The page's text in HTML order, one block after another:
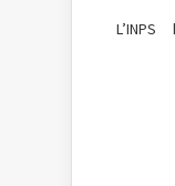
L’INPS